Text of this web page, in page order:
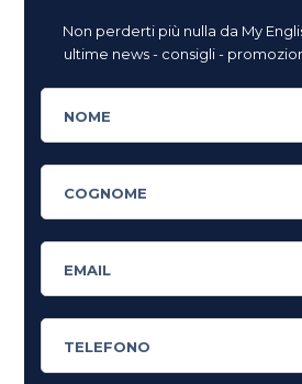
Non perderti più nulla da My
ultime news - consigli -